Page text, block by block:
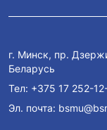
г. Минск, пр.
Беларусь
Тел: +375 17 252-
Эл. почта: